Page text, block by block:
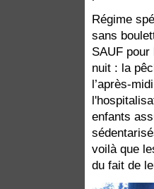
Régime
sans
SAUF
nuit : la
l’après-
enfants
voilà que
du fait de